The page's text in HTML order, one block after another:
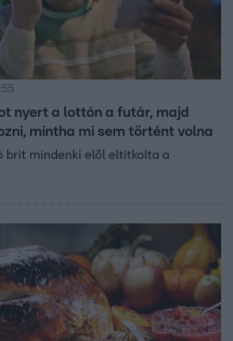
nyert a lottón a futár, majd
mintha mi sem történt volna
brit mindenki elől eltitkolta a